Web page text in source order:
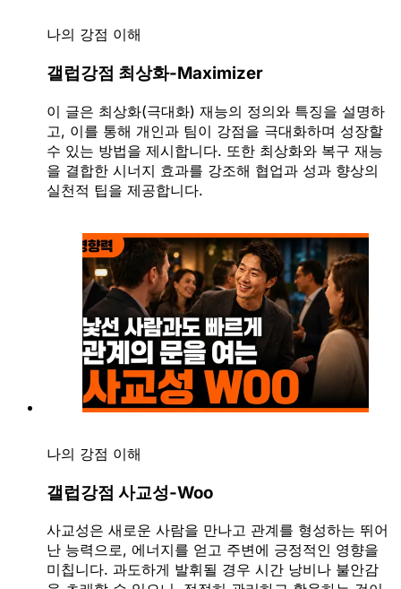
나의 강점 이해
갤럽강점 최상화-Maximizer
이 글은 최상화(극대화) 재능의 정의와 특징을 설명하
고, 이를 통해 개인과 팀이 강점을 극대화하며 성장할
수 있는 방법을 제시합니다. 또한 최상화와 복구 재능
을 결합한 시너지 효과를 강조해 협업과 성과 향상의
실천적 팁을 제공합니다.
나의 강점 이해
갤럽강점 사교성-Woo
사교성은 새로운 사람을 만나고 관계를 형성하는 뛰어
난 능력으로, 에너지를 얻고 주변에 긍정적인 영향을
미칩니다. 과도하게 발휘될 경우 시간 낭비나 불안감